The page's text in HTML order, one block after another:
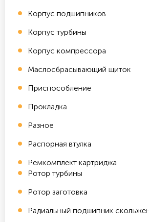
Корпус подшипников
Корпус турбины
Корпус компрессора
Маслосбрасывающий щиток
Приспособление
Прокладка
Разное
Распорная втулка
Ремкомплект картриджа
Ротор турбины
Ротор заготовка
Радиальный подшипник